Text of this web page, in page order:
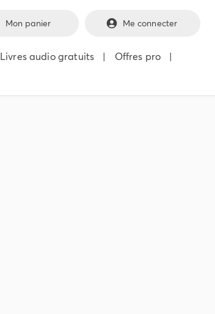
Mon panier Me connecter
Livres audio gratuits | Offres pro
|